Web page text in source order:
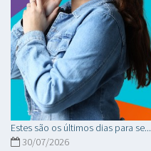
Estes são os últimos dias para se...
30/07/2026